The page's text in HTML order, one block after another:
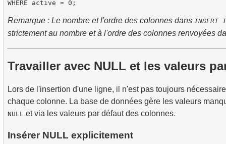
Remarque : Le nombre et l'ordre des colonnes dans INSERT
strictement au nombre et à l'ordre des colonnes renvoyées
Travailler avec NULL et les valeurs
Lors de l'insertion d'une ligne, il n'est pas toujours
chaque colonne. La base de données gère les valeurs
NULL et via les valeurs par défaut des colonnes.
Insérer NULL explicitement